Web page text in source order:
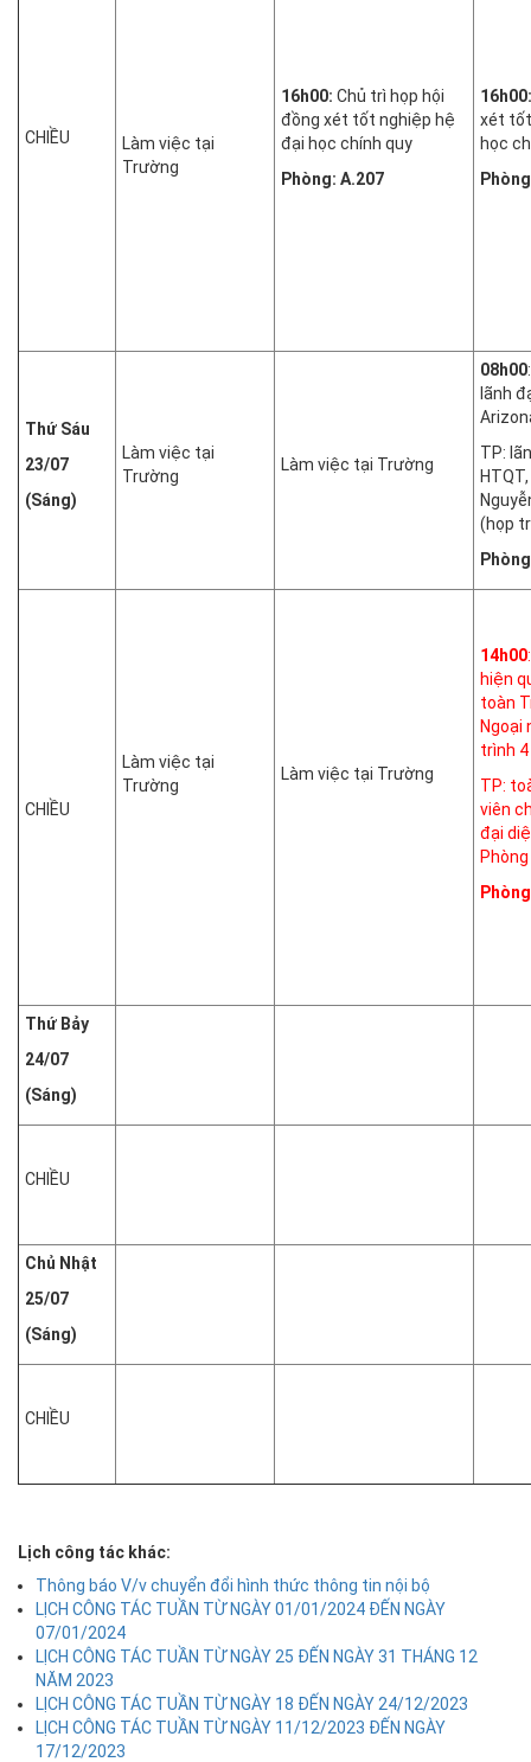
CHIỀU
Làm việc tại
Trường
16h00: Chủ trì họp hội
đồng xét tốt nghiệp hệ
đại học chính quy
Phòng: A.207
xét
học
Thứ Sáu
23/07
(Sáng)
Làm việc tại
Trường
Làm việc tại Trường
08h00
lãnh
TP:
(họp
CHIỀU
Làm việc tại
Trường
Làm việc tại Trường
14h00
hiện
toàn
Ngoại
trình
TP:
viên
đại
Thứ Bảy
24/07
(Sáng)
CHIỀU
Chủ Nhật
25/07
(Sáng)
CHIỀU
Lịch công tác khác:
Thông báo V/v chuyển đổi hình thức thông tin nội bộ
LỊCH CÔNG TÁC TUẦN TỪ NGÀY 01/01/2024 ĐẾN NGÀY
07/01/2024
LỊCH CÔNG TÁC TUẦN TỪ NGÀY 25 ĐẾN NGÀY 31 THÁNG 12
NĂM 2023
LỊCH CÔNG TÁC TUẦN TỪ NGÀY 18 ĐẾN NGÀY 24/12/2023
LỊCH CÔNG TÁC TUẦN TỪ NGÀY 11/12/2023 ĐẾN NGÀY
17/12/2023